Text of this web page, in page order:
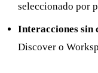
seleccionado por
Interacciones sin
Discover o